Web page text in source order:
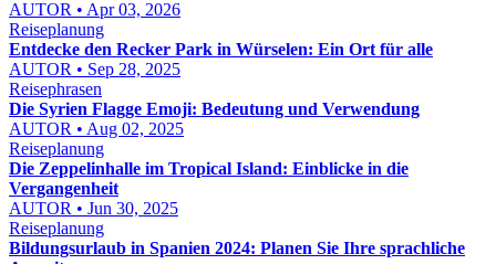
AUTOR • Apr 03, 2026
Reiseplanung
Entdecke den Recker Park in Würselen: Ein Ort für alle
AUTOR • Sep 28, 2025
Reisephrasen
Die Syrien Flagge Emoji: Bedeutung und Verwendung
AUTOR • Aug 02, 2025
Reiseplanung
Die Zeppelinhalle im Tropical Island: Einblicke in die
Vergangenheit
AUTOR • Jun 30, 2025
Reiseplanung
Bildungsurlaub in Spanien 2024: Planen Sie Ihre sprachliche